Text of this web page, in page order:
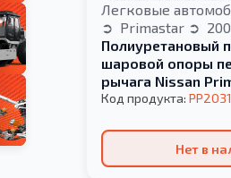
Легковые
Primastar
Полиуретановый
шаровой опоры
рычага Nissan
2016
Код продукта:
Нет в